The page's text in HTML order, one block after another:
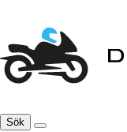
Sök